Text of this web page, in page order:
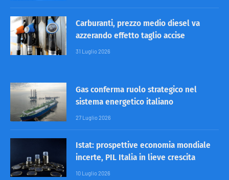
Carburanti, prezzo medio diesel va
azzerando effetto taglio accise
31 Luglio 2026
Gas conferma ruolo strategico nel
sistema energetico italiano
27 Luglio 2026
Istat: prospettive economia mondiale
incerte, PIL Italia in lieve crescita
10 Luglio 2026